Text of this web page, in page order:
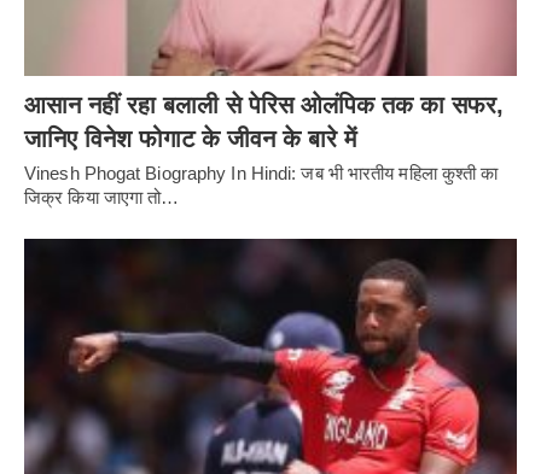
आसान नहीं रहा बलाली से पेरिस ओलंपिक तक का सफर,
जानिए विनेश फोगाट के जीवन के बारे में
Vinesh Phogat Biography In Hindi: जब भी भारतीय महिला कुश्ती का
जिक्र किया जाएगा तो…